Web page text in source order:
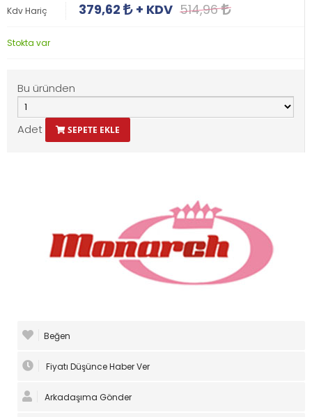
Kdv Hariç 379,62 + KDV 514,96
Stokta var
Bu üründen
Adet SEPETE EKLE
Beğen
Fiyatı Düşünce Haber Ver
Arkadaşıma Gönder